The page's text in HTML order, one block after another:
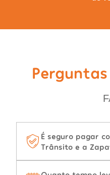
É seguro pagar
Trânsito e a